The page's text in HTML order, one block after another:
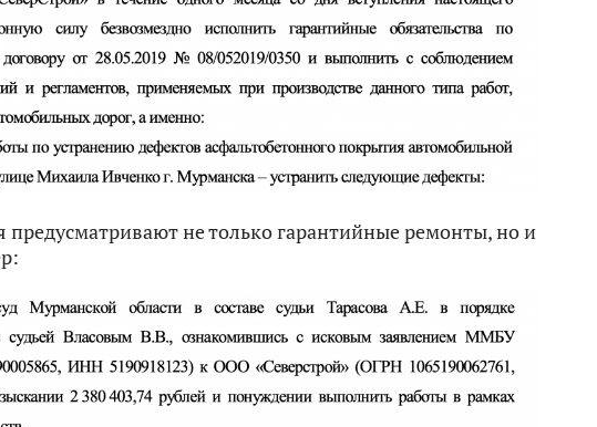
предусматривают не только гарантийные ремонты, но и